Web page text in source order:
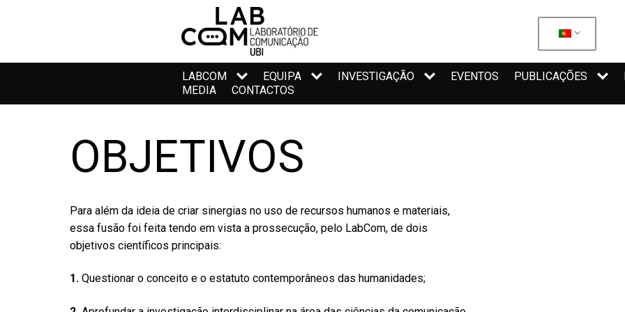
LABCOM EQUIPA INVESTIGAÇÃO EVENTOS PUBLICAÇÕES
MEDIA
CONTACTOS
OBJETIVOS
Para além da ideia de criar sinergias no uso de recursos humanos e materiais,
essa fusão foi feita tendo em vista a prossecução, pelo LabCom, de dois
objetivos científicos principais:
1. Questionar o conceito e o estatuto contemporâneos das humanidades;